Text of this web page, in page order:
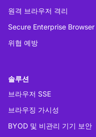
원격 브라우저 격리
Secure Enterprise Browser
위협 예방
솔루션
브라우저 SSE
브라우징 가시성
BYOD 및 비관리 기기 보안